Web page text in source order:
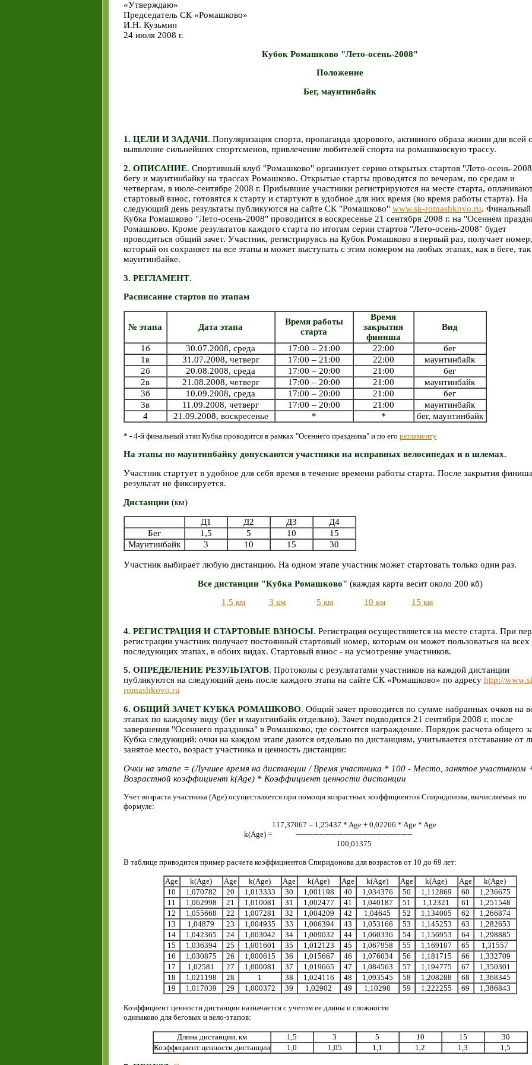
«Утверждаю»
Председатель СК «Ромашково»
И.Н. Кузьмин
24 июля 2008 г.
Кубок Ромашково "Лето-осень-2008"
Положение
Бег, маунтинбайк
1. ЦЕЛИ И ЗАДАЧИ. Популяризация спорта, пропаганда здорового, активного образа жизни для всей
выявление сильнейших спортсменов, привлечение любителей спорта на ромашковскую трассу.
2. ОПИСАНИЕ. Спортивный клуб "Ромашково" организует серию открытых стартов "Лето-осень-
бегу и маунтинбайку на трассах Ромашково. Открытые старты проводятся по вечерам, по средам и
четвергам, в июле-сентябре 2008 г. Прибывшие участники регистрируются на месте старта,
стартовый взнос, готовятся к старту и стартуют в удобное для них время (во время работы старта). На
следующий день результаты публикуются на сайте СК "Ромашково" www.sk-romashkovo.ru. Финальный
Кубка Ромашково "Лето-осень-2008" проводится в воскресенье 21 сентября 2008 г. на "Осеннем
Ромашково. Кроме результатов каждого старта по итогам серии стартов "Лето-осень-2008" будет
проводиться общий зачет. Участник, регистрируясь на Кубок Ромашково в первый раз, получает номер,
который он сохраняет на все этапы и может выступать с этим номером на любых этапах, как в беге,
маунтинбайке.
3. РЕГЛАМЕНТ.
Расписание стартов по этапам
№ этапа Дата этапа
Время работы
старта
Время
закрытия
финиша
Вид
1б 30.07.2008, среда 17:00 – 21:00 22:00
бег
1в
31.07.2008, четверг 17:00 – 21:00 22:00
маунтинбайк
2б
20.08.2008, среда 17:00 – 20:00 21:00
бег
2в
21.08.2008, четверг 17:00 – 20:00 21:00
маунтинбайк
3б
10.09.2008, среда 17:00 – 20:00 21:00
бег
3в
11.09.2008, четверг 17:00 – 20:00 21:00
маунтинбайк
4
21.09.2008, воскресенье * * бег, маунтинбайк
* - 4-й финальный этап Кубка проводится в рамках "Осеннего праздника" и по его регламенту
На этапы по маунтинбайку допускаются участники на исправных велосипедах и в шлемах.
Участник стартует в удобное для себя время в течение времени работы старта. После закрытия
результат не фиксируется.
Дистанции(км)
Д1 Д2 Д3
Д4
Бег
1,5 5 10
15
Маунтинбайк
3 10 15 30
Участник выбирает любую дистанцию. На одном этапе участник может стартовать только один раз.
Все дистанции "Кубка Ромашково" (каждая карта весит около 200 кб)
1,5 км
3 км 5 км 10 км 15 км
4. РЕГИСТРАЦИЯ И СТАРТОВЫЕ ВЗНОСЫ. Регистрация осуществляется на месте старта. При
регистрации участник получает постоянный стартовый номер, которым он может пользоваться на всех
последующих этапах, в обоих видах. Стартовый взнос - на усмотрение участников.
5. ОПРЕДЕЛЕНИЕ РЕЗУЛЬТАТОВ. Протоколы с результатами участников на каждой дистанции
публикуются на следующий день после каждого этапа на сайте СК «Ромашково» по адресу http://
romashkovo.ru
6. ОБЩИЙ ЗАЧЕТ КУБКА РОМАШКОВО. Общий зачет проводится по сумме набранных очков на
этапах по каждому виду (бег и маунтинбайк отдельно). Зачет подводится 21 сентября 2008 г. после
завершения "Осеннего праздника" в Ромашково, где состоится награждение. Порядок расчета общего
Кубка следующий: очки на каждом этапе даются отдельно по дистанциям, учитывается отставание от
занятое место, возраст участника и ценность дистанции:
Очки на этапе = (Лучшее время на дистанции / Время участника * 100 - Место, занятое участником
Возрастной коэффициент k(Age) * Коэффициент ценности дистанции
Учет возраста участника (Age) осуществляется при помощи возрастных коэффициентов Спиридонова, вычисляемых по
формуле:
k(Age) =
117,37067 – 1,25437 * Age + 0,02266 * Age * Age
-------------------------------------------------
100,01375
В таблице приводится пример расчета коэффициентов Спиридонова для возрастов от 10 до 69 лет:
Age k(Age) Age k(Age) Age k(Age) Age k(Age) Age k(Age) Age
k(Age)
10
1,070782 20 1,013333 30 1,001198 40 1,034376 50 1,112869 60
1,236675
11
1,062998 21 1,010081 31 1,002477 41 1,040187 51 1,12321 61
1,251548
12
1,055668 22 1,007281 32 1,004209 42 1,04645 52 1,134005 62
1,266874
13
1,04879 23 1,004935 33 1,006394 43 1,053166 53 1,145253 63
1,282653
14
1,042365 24 1,003042 34 1,009032 44 1,060336 54 1,156953 64
1,298885
15
1,036394 25 1,001601 35 1,012123 45 1,067958 55 1,169107 65
1,31557
16
1,030875 26 1,000615 36 1,015667 46 1,076034 56 1,181715 66
1,332709
17
1,02581 27 1,000081 37 1,019665 47 1,084563 57 1,194775 67
1,350301
18
1,021198 28 1 38 1,024116 48 1,093545 58 1,208288 68
1,368345
19
1,017039 29 1,000372 39 1,02902 49 1,10298 59 1,222255 69 1,386843
Коэффициент ценности дистанции назначается с учетом ее длины и сложности
одинаково для беговых и вело-этапов:
Длина дистанции, км 1,5 3 5 10 15
30
Коэффициент ценности дистанции
1,0 1,05 1,1 1,2 1,3 1,5